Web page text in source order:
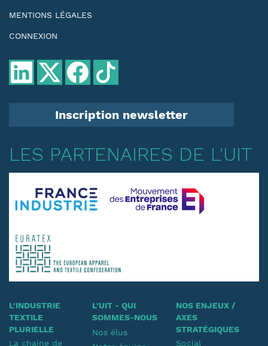
MENTIONS LÉGALES
CONNEXION
Inscription newsletter
LES PARTENAIRES DE L'UIT
L'INDUSTRIE
TEXTILE
PLURIELLE
La chaine de
L'UIT - QUI
SOMMES-NOUS
Nos élus
NOS ENJEUX /
AXES
STRATÉGIQUES
Social